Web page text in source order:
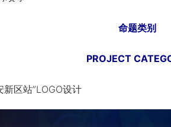
命题类别
PROJECT
区站”LOGO设计